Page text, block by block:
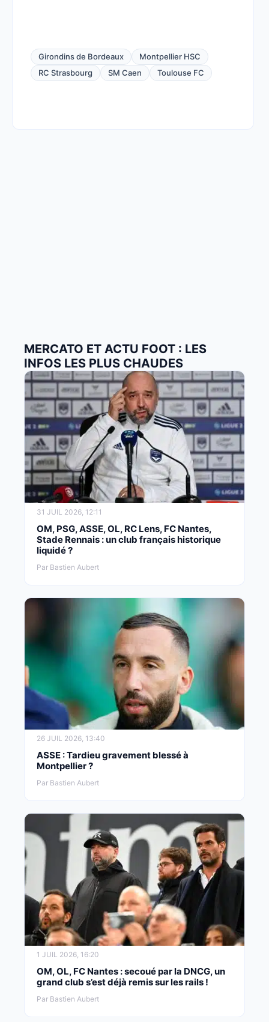
Girondins de Bordeaux
Montpellier HSC
RC Strasbourg
SM Caen Toulouse FC
MERCATO ET ACTU FOOT : LES
INFOS LES PLUS CHAUDES
31 JUIL 2026, 12:11
OM, PSG, ASSE, OL, RC Lens, FC Nantes,
Stade Rennais : un club français historique
liquidé ?
Par Bastien Aubert
26 JUIL 2026, 13:40
ASSE : Tardieu gravement blessé à
Montpellier ?
Par Bastien Aubert
1 JUIL 2026, 16:20
OM, OL, FC Nantes : secoué par la DNCG, un
grand club s’est déjà remis sur les rails !
Par Bastien Aubert